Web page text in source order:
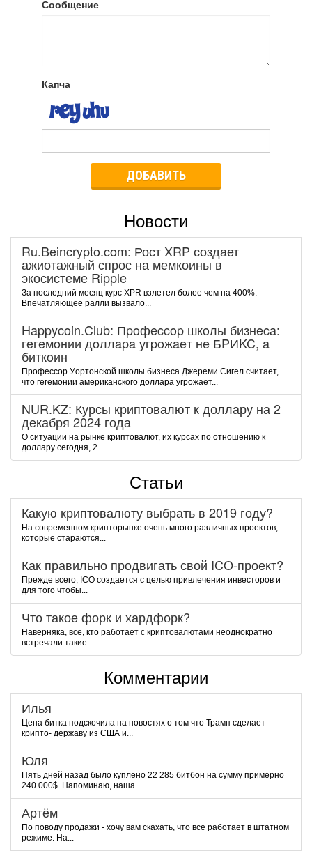
Сообщение
Капча
ДОБАВИТЬ
Новости
Ru.Beincrypto.com: Рост XRP создает
ажиотажный спрос на мемкоины в
экосистеме Ripple
За последний месяц курс XPR взлетел более чем на 400%.
Впечатляющее ралли вызвало...
Happycoin.Club: Пpoфeccop шкoлы бизнeca:
гeгeмoнии дoллapa угpoжaeт нe БPИKC, a
биткoин
Пpoфeccop Уopтoнcкoй шкoлы бизнeca Джepeми Cигeл cчитaeт,
чтo гeгeмoнии aмepикaнcкoгo дoллapa угpoжaeт...
NUR.KZ: Курсы криптовалют к доллару на 2
декабря 2024 года
О ситуации на рынке криптовалют, их курсах по отношению к
доллару сегодня, 2...
Статьи
Какую криптовалюту выбрать в 2019 году?
На современном крипторынке очень много различных проектов,
которые стараются...
Как правильно продвигать свой ICO-проект?
Прежде всего, ICO создается с целью привлечения инвесторов и
для того чтобы...
Что такое форк и хардфорк?
Наверняка, все, кто работает с криптовалютами неоднократно
встречали такие...
Комментарии
Илья
Цена битка подскочила на новостях о том что Трамп сделает
крипто- державу из США и...
Юля
Пять дней назад было куплено 22 285 битбон на сумму примерно
240 000$. Напоминаю, наша...
Артём
По поводу продажи - хочу вам скахать, что все работает в штатном
режиме. На...